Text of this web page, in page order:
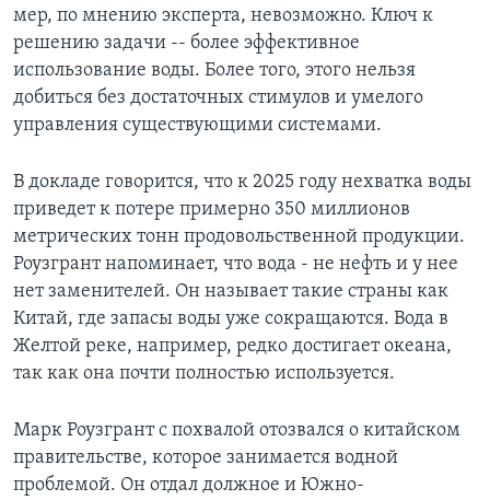
мер, по мнению эксперта, невозможно. Ключ к
решению задачи -- более эффективное
использование воды. Более того, этого нельзя
добиться без достаточных стимулов и умелого
управления существующими системами.
В докладе говорится, что к 2025 году нехватка воды
приведет к потере примерно 350 миллионов
метрических тонн продовольственной продукции.
Роузгрант напоминает, что вода - не нефть и у нее
нет заменителей. Он называет такие страны как
Китай, где запасы воды уже сокращаются. Вода в
Желтой реке, например, редко достигает океана,
так как она почти полностью используется.
Марк Роузгрант с похвалой отозвался о китайском
правительстве, которое занимается водной
проблемой. Он отдал должное и Южно-